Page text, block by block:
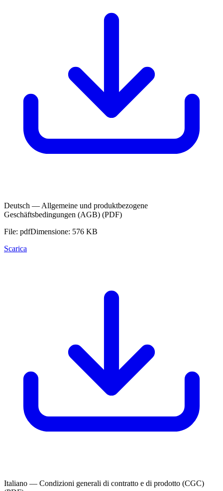
Deutsch — Allgemeine und produktbezogene
Geschäftsbedingungen (AGB) (PDF)
File: pdfDimensione: 576 KB
Scarica
Italiano — Condizioni generali di contratto e di prodotto (CGC)